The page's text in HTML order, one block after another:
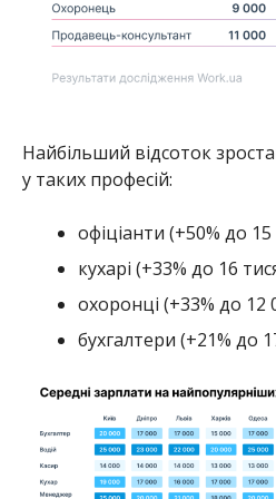
Найбільший відсоток
у таких професій:
офіціанти (+50% до
кухарі (+33% до 16
охоронці (+33% до 12
бухгалтери (+21% до